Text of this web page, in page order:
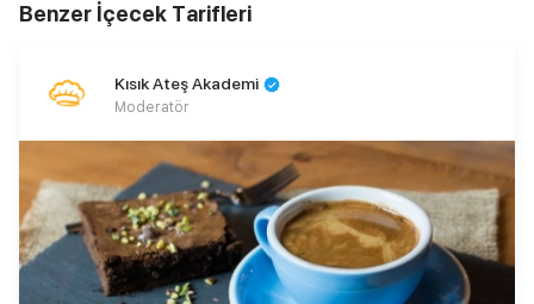
Benzer İçecek Tarifleri
Kısık Ateş Akademi
Moderatör